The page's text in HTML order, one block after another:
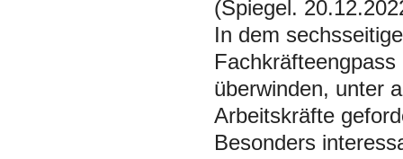
(Spiegel.
In dem
überwinden, unter
Arbeitskräfte
Besonders